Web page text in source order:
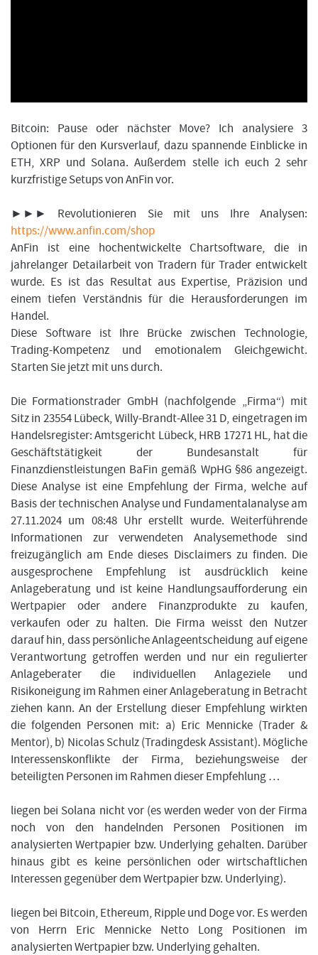
Bitcoin: Pause oder nächster Move? Ich analysiere 3
Optionen für den Kursverlauf, dazu spannende Einblicke in
ETH, XRP und Solana. Außerdem stelle ich euch 2 sehr
kurzfristige Setups von AnFin vor.
►►► Revolutionieren Sie mit uns Ihre Analysen:
https://www.anfin.com/shop
AnFin ist eine hochentwickelte Chartsoftware, die in
jahrelanger Detailarbeit von Tradern für Trader entwickelt
wurde. Es ist das Resultat aus Expertise, Präzision und
einem tiefen Verständnis für die Herausforderungen im
Handel.
Diese Software ist Ihre Brücke zwischen Technologie,
Trading-Kompetenz und emotionalem Gleichgewicht.
Starten Sie jetzt mit uns durch.
Die Formationstrader GmbH (nachfolgende „Firma“) mit
Sitz in 23554 Lübeck, Willy-Brandt-Allee 31 D, eingetragen im
Handelsregister: Amtsgericht Lübeck, HRB 17271 HL, hat die
Geschäftstätigkeit der Bundesanstalt für
Finanzdienstleistungen BaFin gemäß WpHG §86 angezeigt.
Diese Analyse ist eine Empfehlung der Firma, welche auf
Basis der technischen Analyse und Fundamentalanalyse am
27.11.2024 um 08:48 Uhr erstellt wurde. Weiterführende
Informationen zur verwendeten Analysemethode sind
freizugänglich am Ende dieses Disclaimers zu finden. Die
ausgesprochene Empfehlung ist ausdrücklich keine
Anlageberatung und ist keine Handlungsaufforderung ein
Wertpapier oder andere Finanzprodukte zu kaufen,
verkaufen oder zu halten. Die Firma weisst den Nutzer
darauf hin, dass persönliche Anlageentscheidung auf eigene
Verantwortung getroffen werden und nur ein regulierter
Anlageberater die individuellen Anlageziele und
Risikoneigung im Rahmen einer Anlageberatung in Betracht
ziehen kann. An der Erstellung dieser Empfehlung wirkten
die folgenden Personen mit: a) Eric Mennicke (Trader &
Mentor), b) Nicolas Schulz (Tradingdesk Assistant). Mögliche
Interessenskonflikte der Firma, beziehungsweise der
beteiligten Personen im Rahmen dieser Empfehlung …
liegen bei Solana nicht vor (es werden weder von der Firma
noch von den handelnden Personen Positionen im
analysierten Wertpapier bzw. Underlying gehalten. Darüber
hinaus gibt es keine persönlichen oder wirtschaftlichen
Interessen gegenüber dem Wertpapier bzw. Underlying).
liegen bei Bitcoin, Ethereum, Ripple und Doge vor. Es werden
von Herrn Eric Mennicke Netto Long Positionen im
analysierten Wertpapier bzw. Underlying gehalten.